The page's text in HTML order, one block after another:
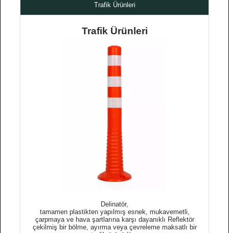
Trafik Ürünleri
Trafik Ürünleri
Delinatör,
tamamen plastikten yapılmış esnek, mukavemetli,
çarpmaya ve hava şartlarına karşı dayanıklı Reflektör
çekilmiş bir bölme, ayırma veya çevreleme maksatlı bir